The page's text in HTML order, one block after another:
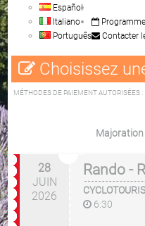
Español
Italiano
Português
Contacter
Choisissez
MÉTHODES DE PAIEMENT AUTORISÉES :
Majoration
28
JUIN
2026
Rando -
6:30